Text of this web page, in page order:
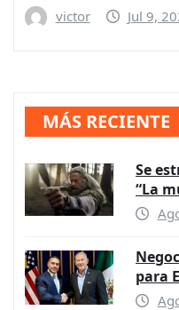
victor Jul 9,
MÁS RECIENTE
Se
“La
para